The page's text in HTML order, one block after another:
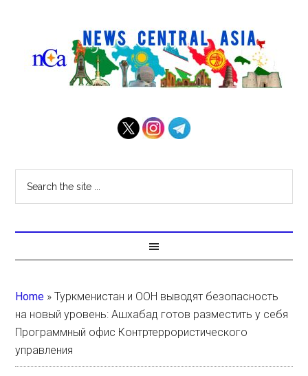
Home »Туркменистан и ООН выводят безопасность
на новый уровень: Ашхабад готов разместить у себя
Программный офис Контртеррористического
управления